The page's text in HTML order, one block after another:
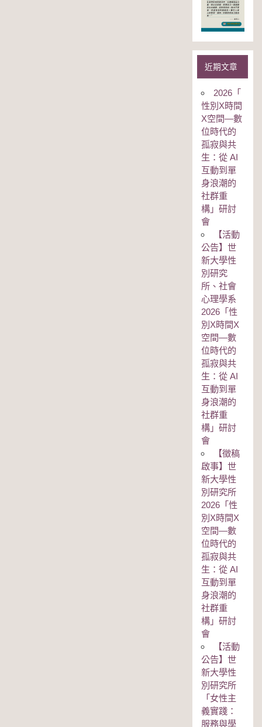
近期文章
2026「
性別Χ時間
Χ空間—數
位時代的
孤寂與共
生：從 AI
互動到單
身浪潮的
社群重
構」研討
會
【活動
公告】世
新大學性
別研究
所、社會
心理學系
2026「性
別Χ時間Χ
空間—數
位時代的
孤寂與共
生：從 AI
互動到單
身浪潮的
社群重
構」研討
會
【徵稿
啟事】世
新大學性
別研究所
2026「性
別Χ時間Χ
空間—數
位時代的
孤寂與共
生：從 AI
互動到單
身浪潮的
社群重
構」研討
會
【活動
公告】世
新大學性
別研究所
「女性主
義實踐：
服務與學